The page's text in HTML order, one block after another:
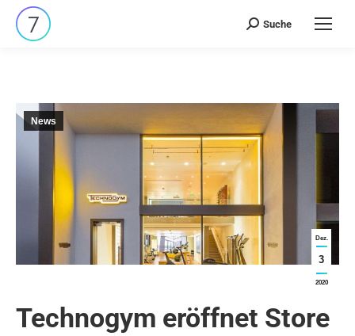
Search:
Suche
Dez.
3
2020
News
Technogym eröffnet Store